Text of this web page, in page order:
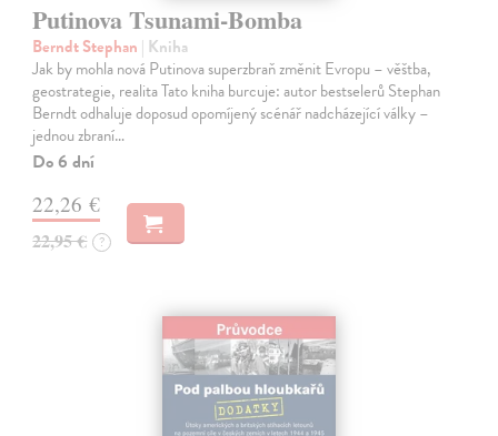
Putinova Tsunami-Bomba
Berndt Stephan | Kniha
Jak by mohla nová Putinova superzbraň změnit Evropu – věštba,
geostrategie, realita Tato kniha burcuje: autor bestselerů Stephan
Berndt odhaluje doposud opomíjený scénář nadcházející války –
jednou zbraní…
Do 6 dní
22,26 €
22,95 € ?